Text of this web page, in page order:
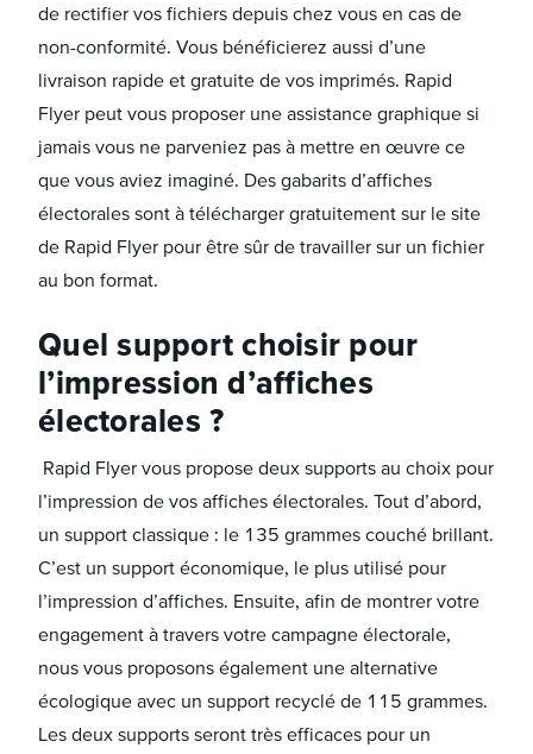
de rectifier vos fichiers depuis chez vous en cas de
non-conformité. Vous bénéficierez aussi d’une
livraison rapide et gratuite de vos imprimés. Rapid
Flyer peut vous proposer une assistance graphique si
jamais vous ne parveniez pas à mettre en œuvre ce
que vous aviez imaginé. Des gabarits d’affiches
électorales sont à télécharger gratuitement sur le site
de Rapid Flyer pour être sûr de travailler sur un fichier
au bon format.
Quel support choisir pour
l’impression d’affiches
électorales ?
Rapid Flyer vous propose deux supports au choix pour
l’impression de vos affiches électorales. Tout d’abord,
un support classique : le 135 grammes couché brillant.
C’est un support économique, le plus utilisé pour
l’impression d’affiches. Ensuite, afin de montrer votre
engagement à travers votre campagne électorale,
nous vous proposons également une alternative
écologique avec un support recyclé de 115 grammes.
Les deux supports seront très efficaces pour un